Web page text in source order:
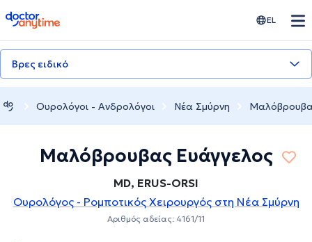
doctoranytime EL
Βρες ειδικό
Ουρολόγοι - Ανδρολόγοι Νέα Σμύρνη
Μαλόβρουβας Ευάγγελος
MD, ERUS-ORSI
Ουρολόγος - Ρομποτικός Χειρουργός στη Νέα Σμύρνη
Αριθμός αδείας: 4161/11